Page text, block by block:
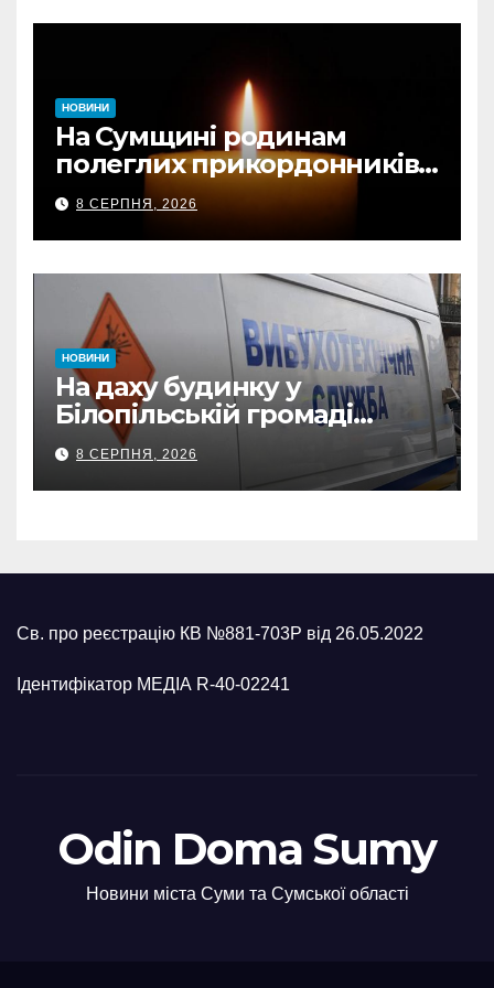
НОВИНИ
На Сумщині родинам
полеглих прикордонників
передали державні
нагороди та відомчі
відзнаки
8 СЕРПНЯ, 2026
НОВИНИ
На даху будинку у
Білопільській громаді
знайшли 120-мм міну
8 СЕРПНЯ, 2026
Св. про реєстрацію КВ №881-703Р від 26.05.2022
Ідентифікатор МЕДІА R-40-02241
Odin Doma Sumy
Новини міста Суми та Сумської області